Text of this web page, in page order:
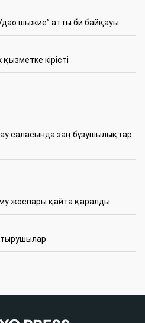
шыжие” атты би байқауы
кірісті
саласында заң бұзушылықтар
жоспары қайта қаралды